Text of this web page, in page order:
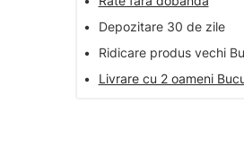
•
Depozitare 30 de zile
•
Ridicare produs vechi
•
Livrare cu 2 oameni